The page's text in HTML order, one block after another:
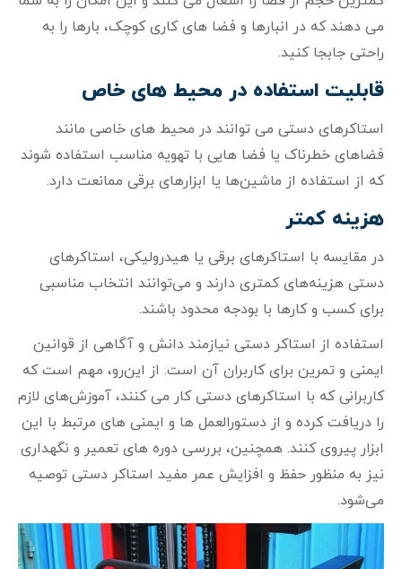
می‌ دهند که در انبارها و فضا های کاری کوچک، بارها را به
راحتی جابجا کنید.
قابلیت استفاده در محیط‌ های خاص
استاکرهای دستی می‌ توانند در محیط‌ های خاصی مانند
فضاهای خطرناک یا فضا هایی با تهویه مناسب استفاده شوند
که از استفاده از ماشین‌ها یا ابزارهای برقی ممانعت دارد.
هزینه کمتر
در مقایسه با استاکرهای برقی یا هیدرولیکی، استاکرهای
دستی هزینه‌های کمتری دارند و می‌توانند انتخاب مناسبی
برای کسب‌ و کارها با بودجه محدود باشند.
استفاده از استاکر دستی نیازمند دانش و آگاهی از قوانین
ایمنی و تمرین برای کاربران آن است. از این‌رو، مهم است که
کاربرانی که با استاکرهای دستی کار می‌ کنند، آموزش‌های لازم
را دریافت کرده و از دستورالعمل‌ ها و ایمنی‌ های مرتبط با این
ابزار پیروی کنند. همچنین، بررسی دوره‌ های تعمیر و نگهداری
نیز به منظور حفظ و افزایش عمر مفید استاکر دستی توصیه
می‌شود.